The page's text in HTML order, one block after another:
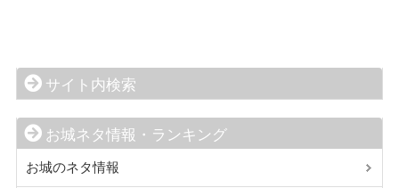
サイト内検索
お城ネタ情報・ランキング
お城のネタ情報